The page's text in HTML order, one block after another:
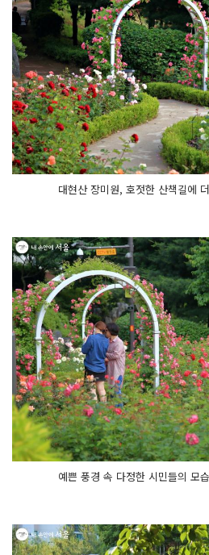
대현산 장미원, 호젓한 산책길에
예쁜 풍경 속 다정한 시민들의 모